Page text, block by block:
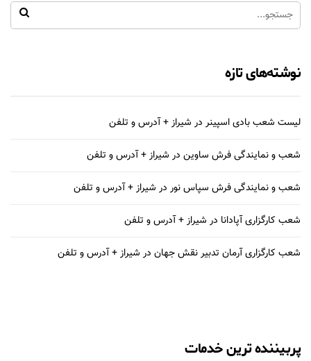
نوشته‌های تازه
لیست شعب بادی اسپینر در شیراز + آدرس و تلفن
شعب و نمایندگی فرش ساوین در شیراز + آدرس و تلفن
شعب و نمایندگی فرش سپاس نور در شیراز + آدرس و تلفن
شعب کارگزاری آپادانا در شیراز + آدرس و تلفن
شعب کارگزاری آرمان تدبیر نقش جهان در شیراز + آدرس و تلفن
پربیننده ترین خدمات